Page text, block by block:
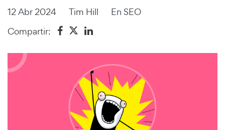
12 Abr 2024 Tim Hill En SEO
Compartir: